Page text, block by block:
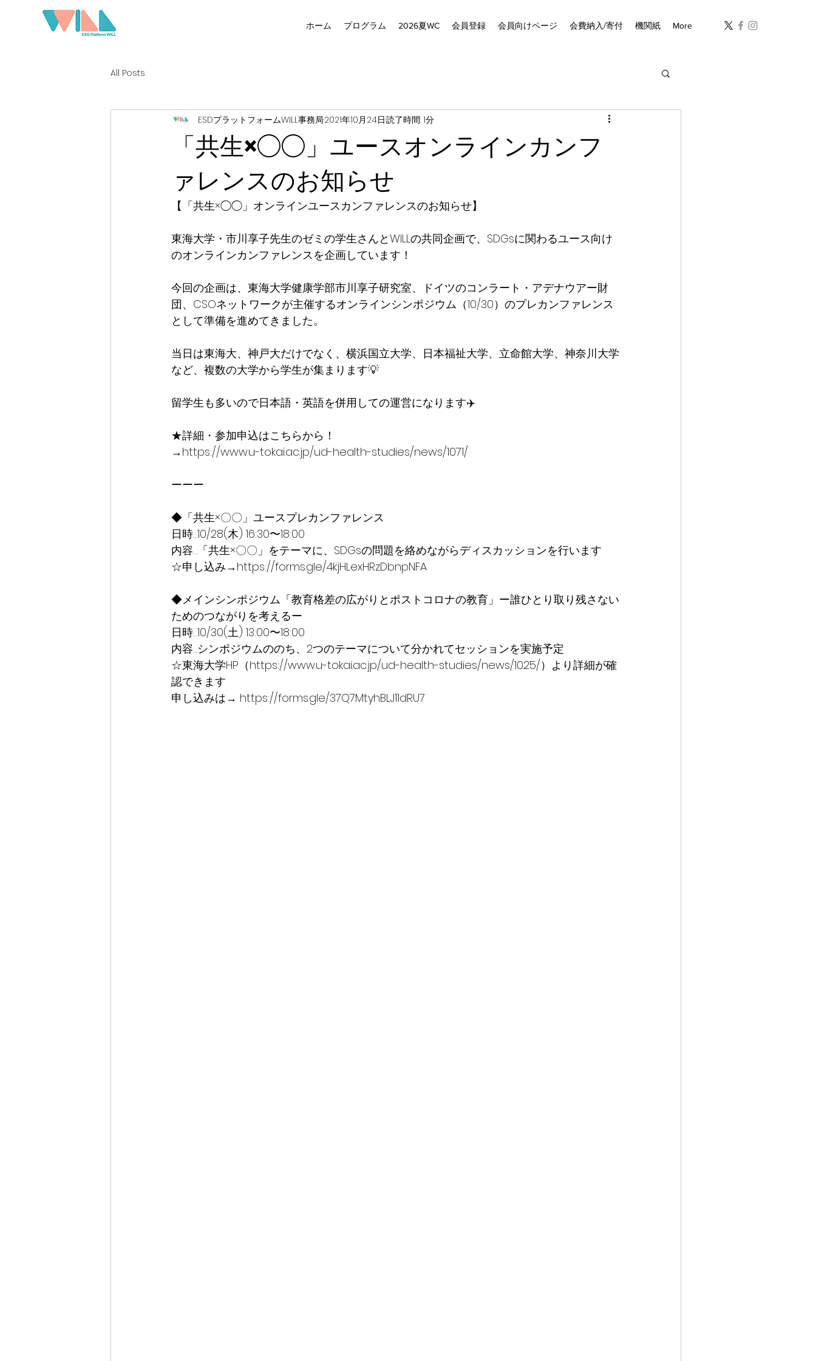
ホーム プログラム 2026夏WC 会員登録 会員向けページ 会費納入/寄付 機関紙 More
All Posts
「共生×◯◯」ユースオンラインカンフ
ァレンスのお知らせ
ESDプラットフォームWILL事務局2021年10月24日読了時間: 1分
【「共生×◯◯」オンラインユースカンファレンスのお知らせ】
東海大学・市川享子先生のゼミの学生さんとWILLの共同企画で、SDGsに関わるユース向け
のオンラインカンファレンスを企画しています！
今回の企画は、東海大学健康学部市川享子研究室、ドイツのコンラート・アデナウアー財
団、CSOネットワークが主催するオンラインシンポジウム（10/30）のプレカンファレンス
として準備を進めてきました。
当日は東海大、神戸大だけでなく、横浜国立大学、日本福祉大学、立命館大学、神奈川大学
など、複数の大学から学生が集まります💡
留学生も多いので日本語・英語を併用しての運営になります✈️
★詳細・参加申込はこちらから！
→https://www.u-tokai.ac.jp/ud-health-studies/news/1071/
ーーー
◆「共生×〇〇」ユースプレカンファレンス
日時…10/28(木) 16:30〜18:00
内容…「共生×〇〇」をテーマに、SDGsの問題を絡めながらディスカッションを行います
☆申し込み→https://forms.gle/4kjHLexHRzDbnpNFA
◆メインシンポジウム「教育格差の広がりとポストコロナの教育」ー誰ひとり取り残さない
ためのつながりを考えるー
日時…10/30(土) 13:00〜18:00
内容…シンポジウムののち、2つのテーマについて分かれてセッションを実施予定
☆東海大学HP（https://www.u-tokai.ac.jp/ud-health-studies/news/1025/）より詳細が確
認できます
申し込みは→ https://forms.gle/37Q7MtyhBLJ11dRU7